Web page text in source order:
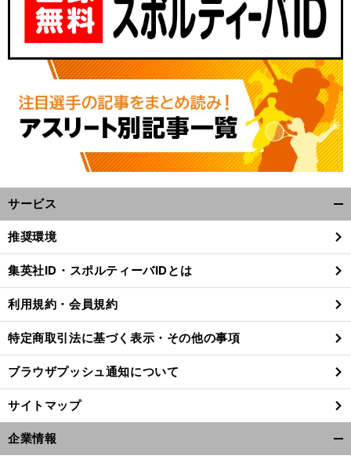
サービス
閉
る
推奨環境
集英社ID・スポルティーバIDとは
利用規約・会員規約
特定商取引法に基づく表示・その他の事項
ブラウザプッシュ通知について
サイトマップ
企業情報